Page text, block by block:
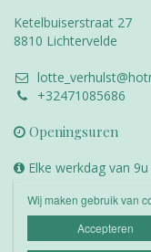
Ketelbuiserstraat 27
8810 Lichtervelde
+32471085686
Openingsuren
Elke werkdag van
Wij maken gebruik van
Accepteren